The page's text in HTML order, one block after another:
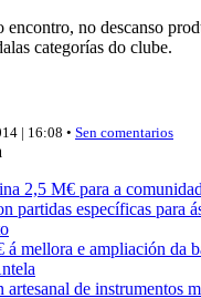
encontro, no descanso
categorías do clube.
| 16:08 • Sen comentarios
2,5 M€ para a
partidas específicas para
á mellora e ampliación da
artesanal de instrumentos